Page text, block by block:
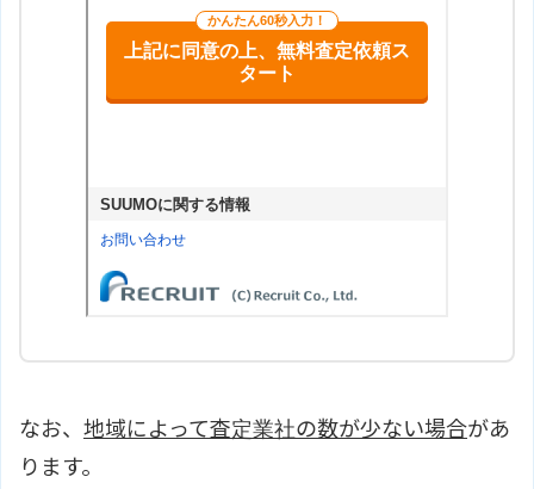
なお、 地域によって査定業社の数が少ない場合があ
ります。